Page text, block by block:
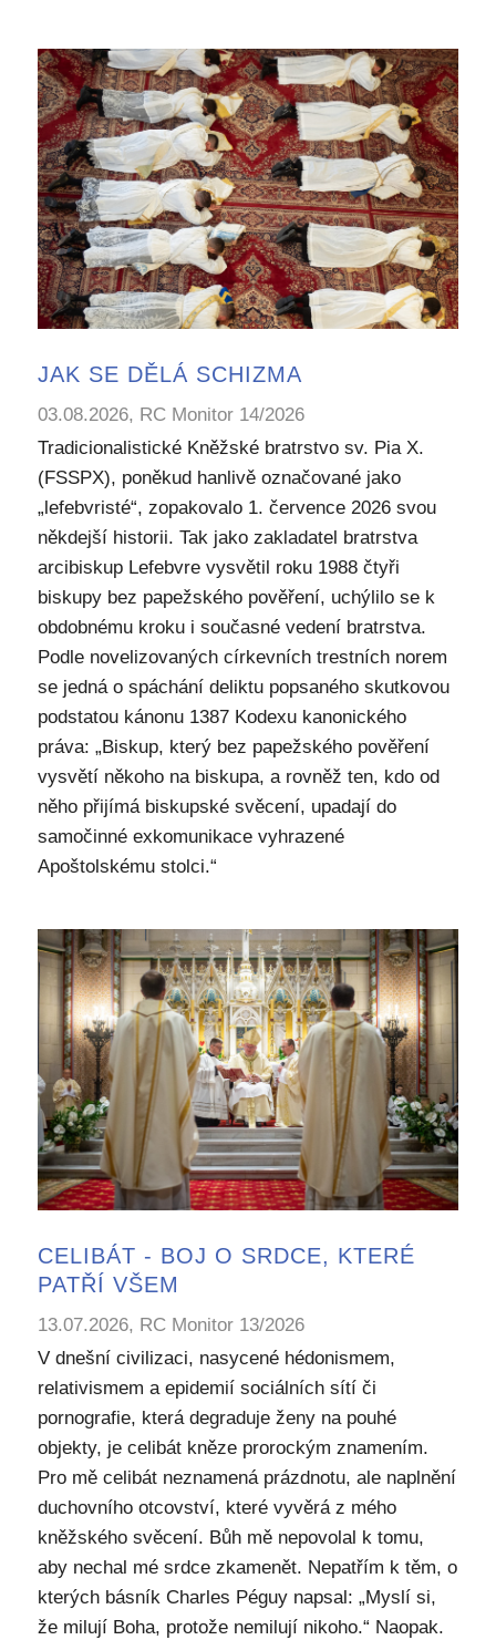
JAK SE DĚLÁ SCHIZMA
03.08.2026, RC Monitor 14/2026
Tradicionalistické Kněžské bratrstvo sv. Pia X.
(FSSPX), poněkud hanlivě označované jako
„lefebvristé“, zopakovalo 1. července 2026 svou
někdejší historii. Tak jako zakladatel bratrstva
arcibiskup Lefebvre vysvětil roku 1988 čtyři
biskupy bez papežského pověření, uchýlilo se k
obdobnému kroku i současné vedení bratrstva.
Podle novelizovaných církevních trestních norem
se jedná o spáchání deliktu popsaného skutkovou
podstatou kánonu 1387 Kodexu kanonického
práva: „Biskup, který bez papežského pověření
vysvětí někoho na biskupa, a rovněž ten, kdo od
něho přijímá biskupské svěcení, upadají do
samočinné exkomunikace vyhrazené
Apoštolskému stolci.“
CELIBÁT - BOJ O SRDCE, KTERÉ
PATŘÍ VŠEM
13.07.2026, RC Monitor 13/2026
V dnešní civilizaci, nasycené hédonismem,
relativismem a epidemií sociálních sítí či
pornografie, která degraduje ženy na pouhé
objekty, je celibát kněze prorockým znamením.
Pro mě celibát neznamená prázdnotu, ale naplnění
duchovního otcovství, které vyvěrá z mého
kněžského svěcení. Bůh mě nepovolal k tomu,
aby nechal mé srdce zkamenět. Nepatřím k těm, o
kterých básník Charles Péguy napsal: „Myslí si,
že milují Boha, protože nemilují nikoho.“ Naopak.